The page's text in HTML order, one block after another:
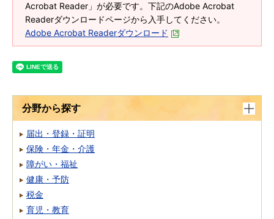
Acrobat Reader」が必要です。下記のAdobe Acrobat
Readerダウンロードページから入手してください。
Adobe Acrobat Readerダウンロード
分野から探す
届出・登録・証明
保険・年金・介護
障がい・福祉
健康・予防
税金
育児・教育